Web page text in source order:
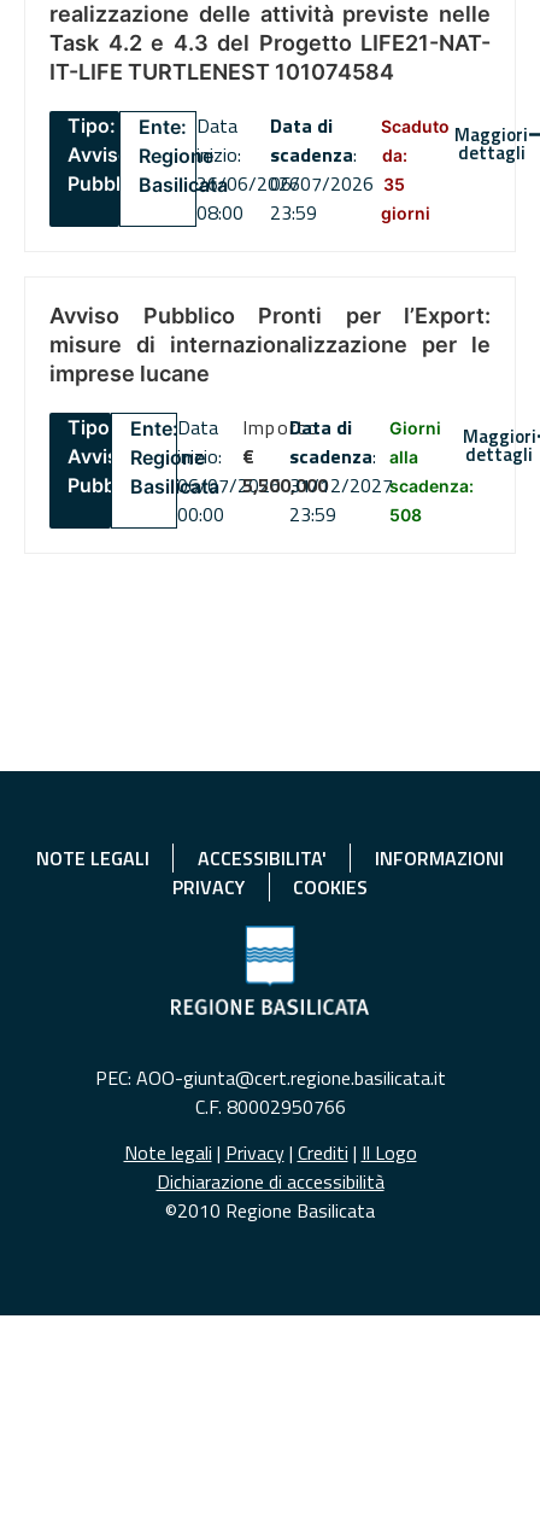
realizzazione delle attività previste nelle
Task 4.2 e 4.3 del Progetto LIFE21-NAT-
IT-LIFE TURTLENEST 101074584
Tipo:
Avviso
Pubblico
Ente:
Regione
Basilicata
Data
inizio:
26/06/2026
08:00
Data di
scadenza:
06/07/2026
23:59
Scaduto
da:
35
giorni
Maggiori
dettagli
Avviso Pubblico Pronti per l’Export:
misure di internazionalizzazione per le
imprese lucane
Tipo:
Avviso
Pubblico
Ente:
Regione
Basilicata
Data
inizio:
06/07/2026
00:00
Importo
€
5,500,000
Data di
scadenza:
31/12/2027
23:59
Giorni
alla
scadenza:
508
Maggiori
dettagli
NOTE LEGALI ACCESSIBILITA'
INFORMAZIONI
PRIVACY
COOKIES
PEC: AOO-giunta@cert.regione.basilicata.it
C.F. 80002950766
Note legali | Privacy| Crediti | Il Logo
Dichiarazione di accessibilità
©2010 Regione Basilicata